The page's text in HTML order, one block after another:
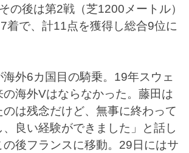
の後は第2戦（芝1200メートル）
着で、計11点を獲得し総合9位に
外6カ国目の騎乗。19年スウェ
海外Vはならなかった。藤田は
のは残念だけど、無事に終わって
、良い経験ができました」と話し
の後フランスに移動。29日にはサ